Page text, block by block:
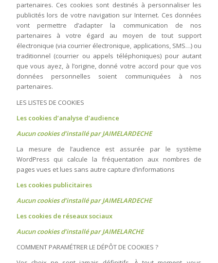
partenaires. Ces cookies sont destinés à personnaliser les
publicités lors de votre navigation sur Internet. Ces données
vont permettre d’adapter la communication de nos
partenaires à votre égard au moyen de tout support
électronique (via courrier électronique, applications, SMS…) ou
traditionnel (courrier ou appels téléphoniques) pour autant
que vous ayez, à l’origine, donné votre accord pour que vos
données personnelles soient communiquées à nos
partenaires.
LES LISTES DE COOKIES
Les cookies d’analyse d’audience
Aucun cookies d’installé par JAIMELARDECHE
La mesure de l’audience est assurée par le système
WordPress qui calcule la fréquentation aux nombres de
pages vues et lues sans autre capture d’informations
Les cookies publicitaires
Aucun cookies d’installé par JAIMELARDECHE
Les cookies de réseaux sociaux
Aucun cookies d’installé par JAIMELARCHE
COMMENT PARAMÉTRER LE DÉPÔT DE COOKIES ?